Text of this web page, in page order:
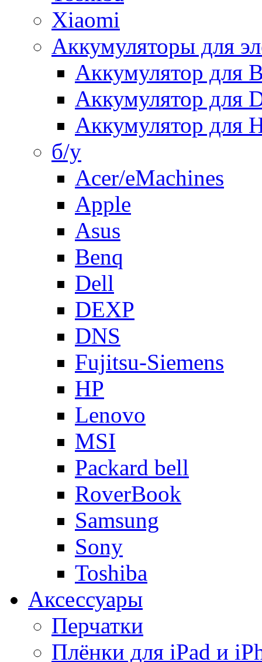
Xiaomi
Аккумуляторы для
Аккумулятор для
Аккумулятор для
Аккумулятор для
б/у
Acer/eMachines
Apple
Asus
Benq
Dell
DEXP
DNS
Fujitsu-Siemens
HP
Lenovo
MSI
Packard bell
RoverBook
Samsung
Sony
Toshiba
Аксессуары
Перчатки
Плёнки для iPad и